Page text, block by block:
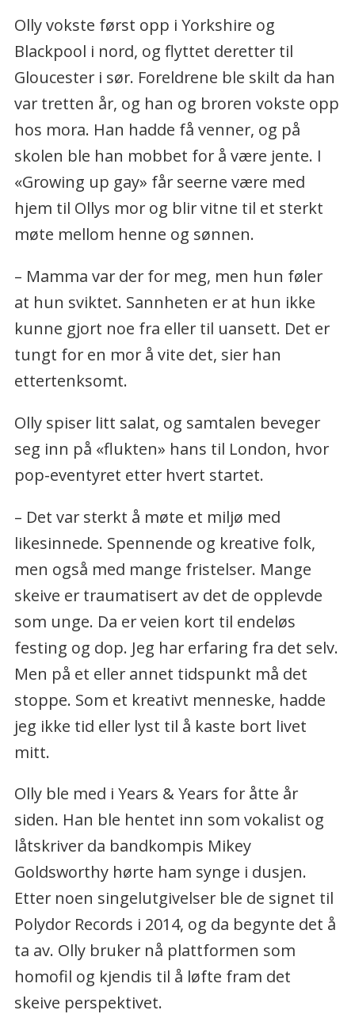
Olly vokste først opp i Yorkshire og
Blackpool i nord, og flyttet deretter til
Gloucester i sør. Foreldrene ble skilt da han
var tretten år, og han og broren vokste opp
hos mora. Han hadde få venner, og på
skolen ble han mobbet for å være jente. I
«Growing up gay» får seerne være med
hjem til Ollys mor og blir vitne til et sterkt
møte mellom henne og sønnen.
– Mamma var der for meg, men hun føler
at hun sviktet. Sannheten er at hun ikke
kunne gjort noe fra eller til uansett. Det er
tungt for en mor å vite det, sier han
ettertenksomt.
Olly spiser litt salat, og samtalen beveger
seg inn på «flukten» hans til London, hvor
pop-eventyret etter hvert startet.
– Det var sterkt å møte et miljø med
likesinnede. Spennende og kreative folk,
men også med mange fristelser. Mange
skeive er traumatisert av det de opplevde
som unge. Da er veien kort til endeløs
festing og dop. Jeg har erfaring fra det selv.
Men på et eller annet tidspunkt må det
stoppe. Som et kreativt menneske, hadde
jeg ikke tid eller lyst til å kaste bort livet
mitt.
Olly ble med i Years & Years for åtte år
siden. Han ble hentet inn som vokalist og
låtskriver da bandkompis Mikey
Goldsworthy hørte ham synge i dusjen.
Etter noen singelutgivelser ble de signet til
Polydor Records i 2014, og da begynte det å
ta av. Olly bruker nå plattformen som
homofil og kjendis til å løfte fram det
skeive perspektivet.